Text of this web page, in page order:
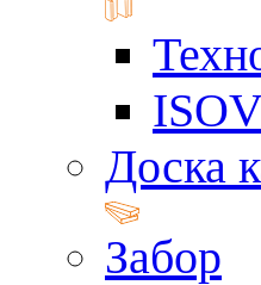
Доска
Забор